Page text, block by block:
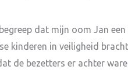
dat mijn oom Jan
kinderen in veiligheid
de bezetters er achter